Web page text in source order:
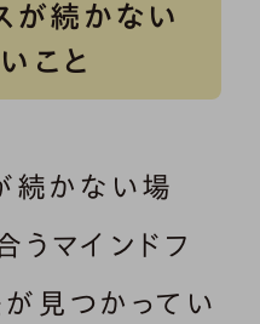
が続かない
こと
続かない場
うマインドフ
見つかってい